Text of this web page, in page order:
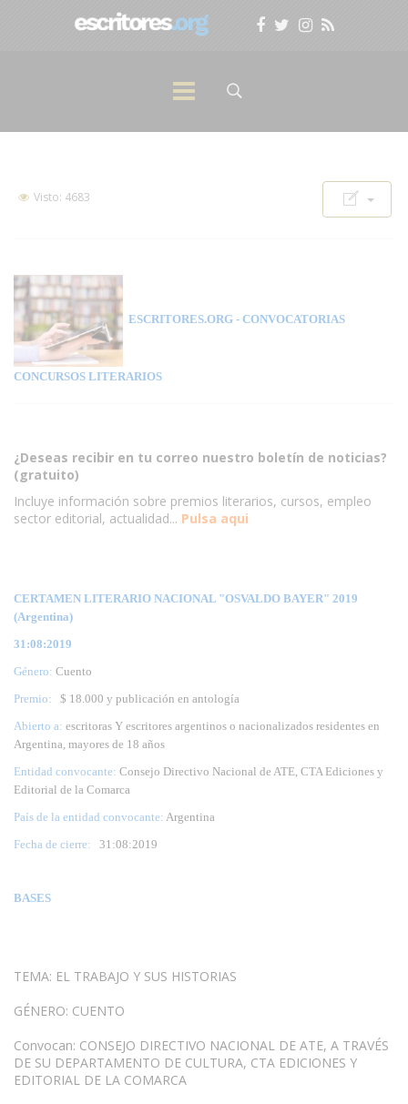
Visto: 4683
ESCRITORES.ORG - CONVOCATORIAS
CONCURSOS LITERARIOS
¿Deseas recibir en tu correo nuestro boletín de noticias?
(gratuito)
Incluye información sobre premios literarios, cursos, empleo
sector editorial, actualidad... Pulsa aqui
CERTAMEN LITERARIO NACIONAL "OSVALDO BAYER" 2019
(Argentina)
31:08:2019
Género: Cuento
Premio:
$ 18.000 y publicación en antología
Abierto a: escritoras Y escritores argentinos o nacionalizados residentes en
Argentina, mayores de 18 años
Entidad convocante: Consejo Directivo Nacional de ATE, CTA Ediciones y
Editorial de la Comarca
País de la entidad convocante: Argentina
Fecha de cierre: 31 :08:2019
BASES
TEMA: EL TRABAJO Y SUS HISTORIAS
GÉNERO: CUENTO
Convocan: CONSEJO DIRECTIVO NACIONAL DE ATE, A TRAVÉS
DE SU DEPARTAMENTO DE CULTURA, CTA EDICIONES Y
EDITORIAL DE LA COMARCA